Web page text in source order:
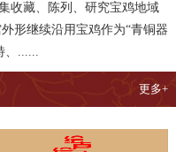
收藏、陈列、研究宝鸡地域
形继续沿用宝鸡作为“青铜器
、......
更多+